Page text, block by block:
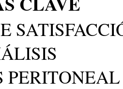
PERITONEAL